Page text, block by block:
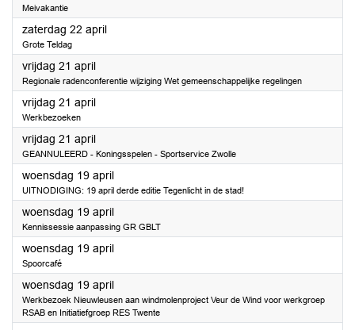
Meivakantie
zaterdag 22 april2023
Grote Teldag
vrijdag 21 april2023
Regionale radenconferentie wijziging Wet gemeenschappelijke regelingen
vrijdag 21 april2023
Werkbezoeken
vrijdag 21 april2023
GEANNULEERD - Koningsspelen - Sportservice Zwolle
woensdag 19 april2023
UITNODIGING: 19 april derde editie Tegenlicht in de stad!
woensdag 19 april2023
Kennissessie aanpassing GR GBLT
woensdag 19 april2023
Spoorcafé
woensdag 19 april2023
Werkbezoek Nieuwleusen aan windmolenproject Veur de Wind voor werkgroep
RSAB en Initiatiefgroep RES Twente